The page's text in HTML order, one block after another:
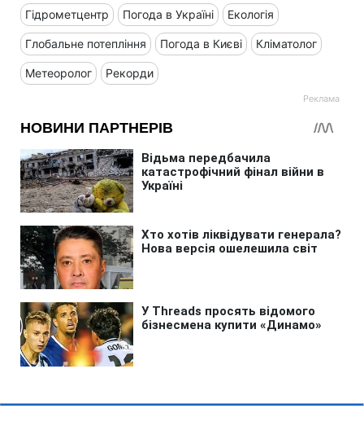
Гідрометцентр Погода в Україні Екологія
Глобальне потепління Погода в Києві Кліматолог
Метеоролог Рекорди